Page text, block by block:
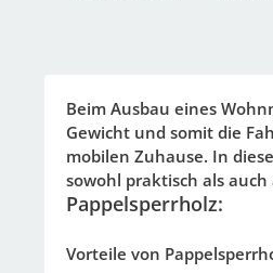
Beim Ausbau eines
Gewicht und somit die
mobilen Zuhause. In
sowohl praktisch als
Pappelsperrholz:
Vorteile von